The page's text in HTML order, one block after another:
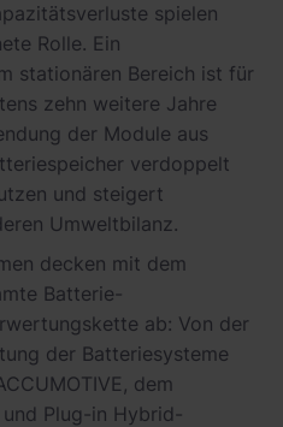
spielen
Rolle. Ein
stationären Bereich ist für
zehn weitere Jahre
der Module aus
verdoppelt
und steigert
Umweltbilanz.
decken mit dem
Batterie-
ab: Von der
der Batteriesysteme
dem
Plug-in Hybrid-